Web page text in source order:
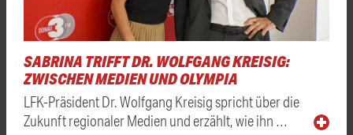
SABRINA TRIFFT DR. WOLFGANG KREISIG:
ZWISCHEN MEDIEN UND OLYMPIA
LFK-Präsident Dr. Wolfgang Kreisig spricht über die
Zukunft regionaler Medien und erzählt, wie ihn …